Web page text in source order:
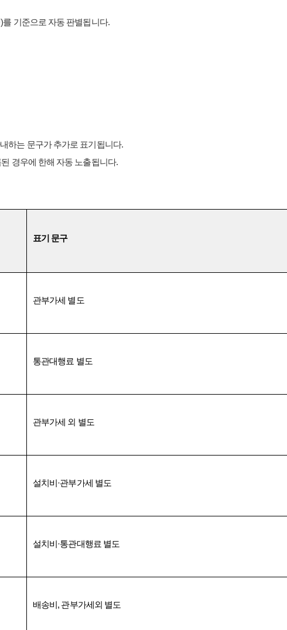
)를 기준으로 자동 판별됩니다.
하는 문구가 추가로 표기됩니다.
경우에 한해 자동 노출됩니다.
표기 문구
관부가세 별도
통관대행료 별도
관부가세 외 별도
설치비 ·관부가세 별도
설치비 ·통관대행료 별도
배송비 , 관부가세외 별도